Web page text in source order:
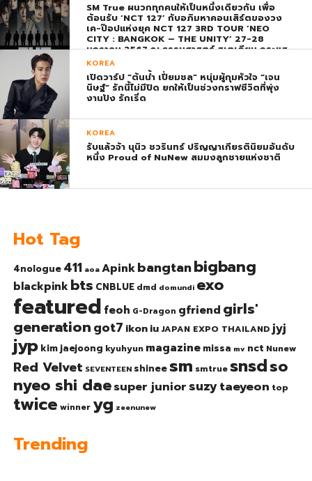
SM True ผนวกทุกคนให้เป็นหนึ่งเดียวกัน เพื่อ
ต้อนรับ ‘NCT 127’ กับอภิมหาคอนเสิร์ตของวง
เค-ป๊อปแห่งยุค NCT 127 3RD TOUR ‘NEO
CITY : BANGKOK – THE UNITY’ 27-28
มกราคม 2567 ณ ธรรมศาสตร์ สเตเดียม กระแส
ตอบรับยิ่งใหญ่สมการรอคอย บัตร SOLD OUT
ทุกที่นั่งทันทีที่เปิดจำหน่าย !
KOREA
เปิดวาร์ป “ต้นน้ำ เปี่ยมชล” หนุ่มผู้กุมหัวใจ “เจน
นิษฐ์” รักนี้ไม่มีปิด ยกให้เป็นช่วงกราฟชีวิตที่พุ่ง
งานปัง รักเริ่ด
KOREA
รับแล้วจ้า นุนิว ชวรินทร์ ปริญญาเกียรตินิยมอันดับ
หนึ่ง Proud of NuNew สมมงลูกชายแห่งชาติ
Hot Tag
4nologue 411 aoa Apinkbangtanbigbang
blackpinkbts CNBLUE dmd domundi exo
featured feoh G-Dragon gfriend girls'
generationgot7 ikoniu JAPAN EXPO THAILAND jyj
jyp kim jaejoong kyuhyun magazine missa mv nct Nunew
Red Velvet SEVENTEEN shinee sm smtrue snsdso
nyeo shi daesuper junior suzytaeyeon top
twice winner yg zeenunew
Trending